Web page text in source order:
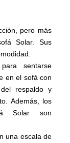
pero más
Solar. Sus
sentarse
en el sofá con
respaldo y
Además, los
Solar son
una escala de